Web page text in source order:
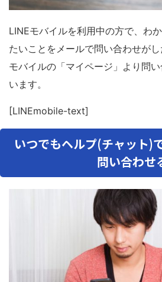
LINEモバイルを利用中の方で、わ
たいことをメールで問い合わせが
モバイルの「マイページ」より問
います。
[LINEmobile-text]
いつでもヘルプ(チャット)
問い合わせ